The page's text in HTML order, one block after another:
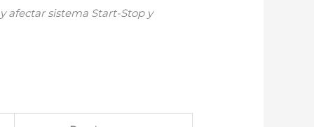
afectar sistema Start-Stop y